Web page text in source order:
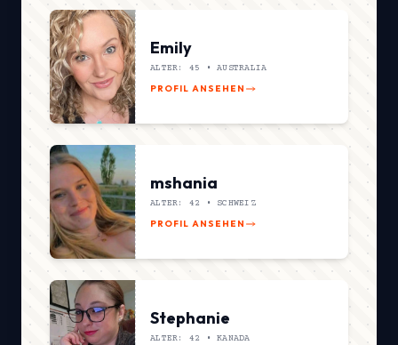
Emily
ALTER: 45 • AUSTRALIA
PROFIL ANSEHEN
mshania
ALTER: 42 • SCHWEIZ
PROFIL ANSEHEN
Stephanie
ALTER: 42 • KANADA